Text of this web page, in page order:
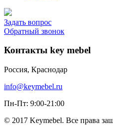
Задать вопрос
Обратный звонок
Контакты key mebel
Россия, Краснодар
info@keymebel.ru
Пн-Пт: 9:00-21:00
© 2017 Keymebel. Все права